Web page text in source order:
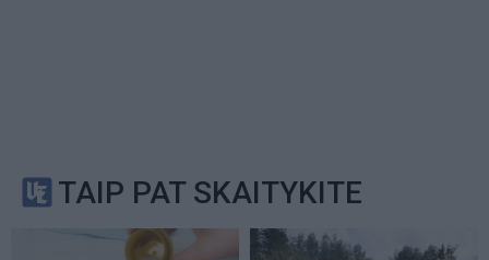
TAIP PAT SKAITYKITE